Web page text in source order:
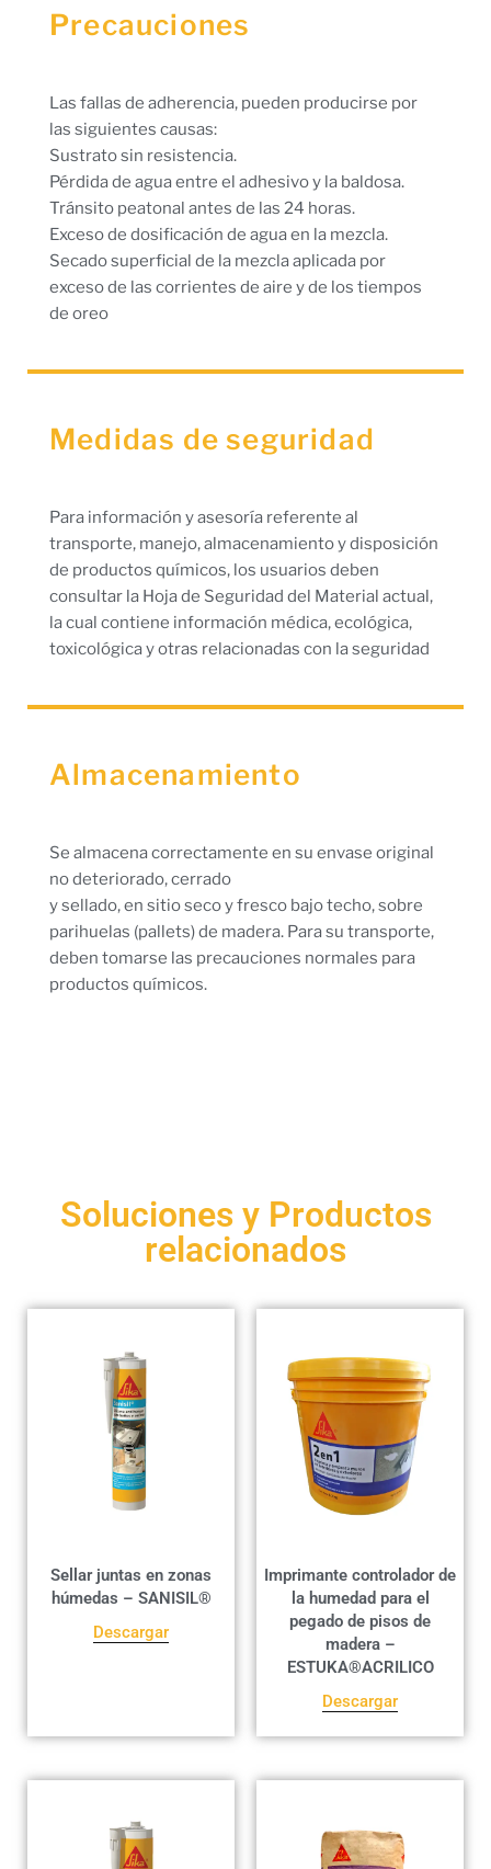
Precauciones
Las fallas de adherencia, pueden producirse por
las siguientes causas:
Sustrato sin resistencia.
Pérdida de agua entre el adhesivo y la baldosa.
Tránsito peatonal antes de las 24 horas.
Exceso de dosificación de agua en la mezcla.
Secado superficial de la mezcla aplicada por
exceso de las corrientes de aire y de los tiempos
de oreo
Medidas de seguridad
Para información y asesoría referente al
transporte, manejo, almacenamiento y disposición
de productos químicos, los usuarios deben
consultar la Hoja de Seguridad del Material actual,
la cual contiene información médica, ecológica,
toxicológica y otras relacionadas con la seguridad
Almacenamiento
Se almacena correctamente en su envase original
no deteriorado, cerrado
y sellado, en sitio seco y fresco bajo techo, sobre
parihuelas (pallets) de madera. Para su transporte,
deben tomarse las precauciones normales para
productos químicos.
Soluciones y Productos
relacionados
Sellar juntas en zonas
húmedas – SANISIL®
Descargar
Imprimante controlador de
la humedad para el
pegado de pisos de
madera –
ESTUKA®ACRILICO
Descargar